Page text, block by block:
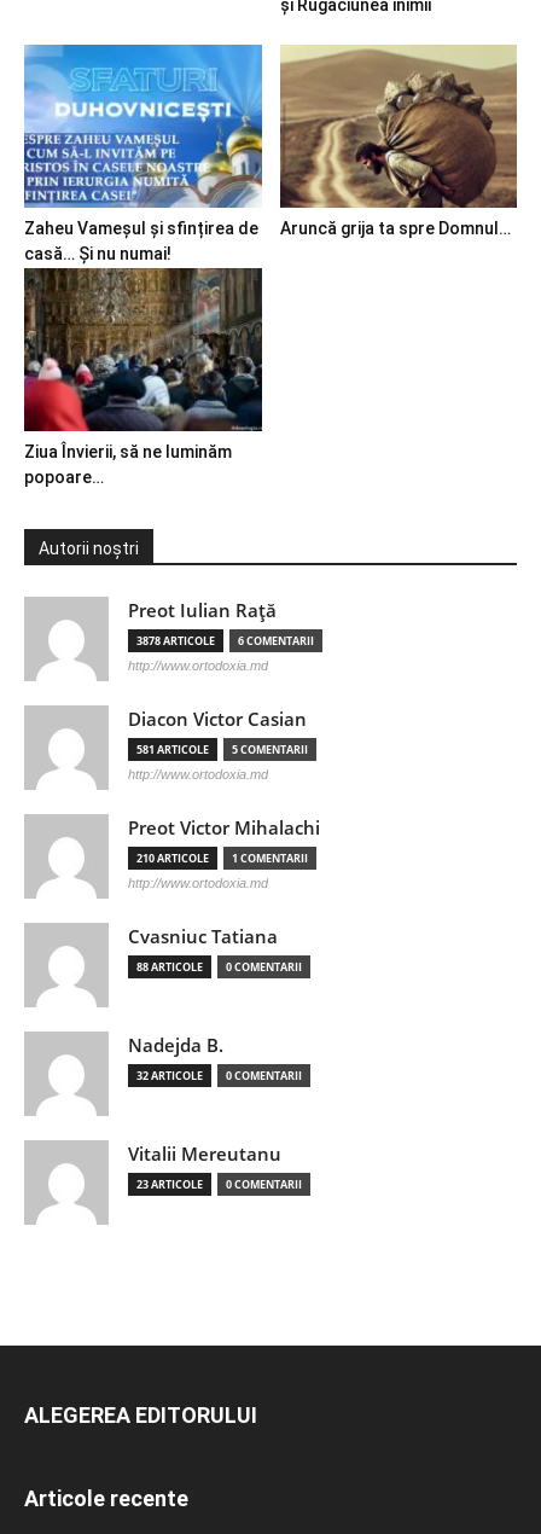
și Rugăciunea inimii
Zaheu Vameșul și sfințirea de
casă… Și nu numai!
Aruncă grija ta spre Domnul…
Ziua Învierii, să ne luminăm
popoare…
Autorii noștri
Preot Iulian Raţă
3878 ARTICOLE 6 COMENTARII
http://www.ortodoxia.md
Diacon Victor Casian
581 ARTICOLE 5 COMENTARII
http://www.ortodoxia.md
Preot Victor Mihalachi
210 ARTICOLE 1 COMENTARII
http://www.ortodoxia.md
Cvasniuc Tatiana
88 ARTICOLE 0 COMENTARII
Nadejda B.
32 ARTICOLE 0 COMENTARII
Vitalii Mereutanu
23 ARTICOLE 0 COMENTARII
ALEGEREA EDITORULUI
Articole recente